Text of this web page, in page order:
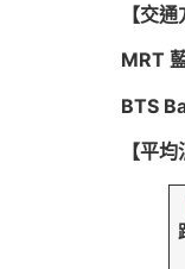
【交通
MRT
BTS
【平